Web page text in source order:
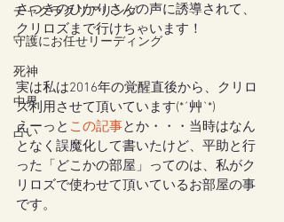
チャクラクリアリング
守護にお任せリーディング
死神
中界
占い
さつきのひかりさんの声に誘導されて、
クリロズまで行けちゃいます！
実は私は2016年の覚醒直後から、クリロ
ズ利用させて頂いています(*´艸`*)
えーっと この記事とか・・・当時はなん
となく誤魔化して書いたけど、平助と行
った「どこかの部屋」ってのは、私がク
リロズで使わせて頂いているお部屋の事
です。